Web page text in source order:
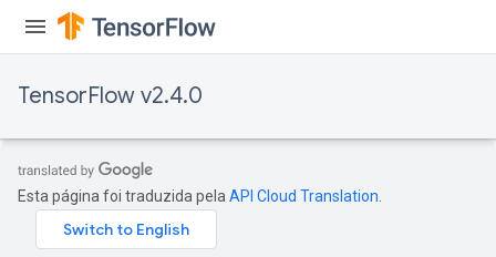
TensorFlow v2.4.0
Esta página foi traduzida pela API Cloud Translation